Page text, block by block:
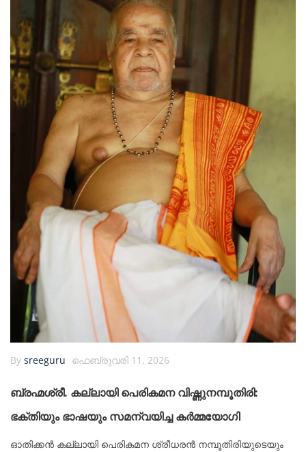
By sreeguru ഫെബ്രുവരി 11, 2026
ബ്രഹ്മശ്രീ. കല്ലായി പെരികമന വിഷ്ണുനമ്പൂതിരി:
ഭക്തിയും ഭാഷയും സമന്വയിച്ച കർമ്മയോഗി
ഓതിക്കൻ കല്ലായി പെരികമന ശ്രീധരൻ നമ്പൂതിരിയുടെയും